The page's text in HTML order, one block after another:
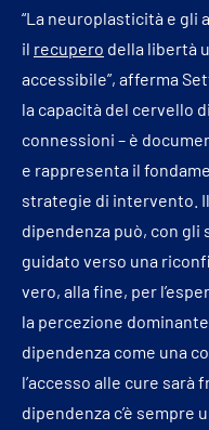
“La neuroplasticità e
il recupero della libertà
accessibile”, afferma
la capacità del cervello
connessioni – è
e rappresenta il
strategie di intervento.
dipendenza può, con
guidato verso una
vero, alla fine, per
la percezione
dipendenza come una
l’accesso alle cure sarà
dipendenza c’è sempre